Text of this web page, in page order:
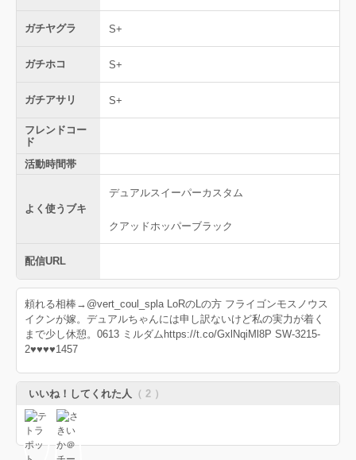
ガチヤグラ S+
ガチホコ S+
ガチアサリ S+
フレンドコー
ド
活動時間帯
よく使うブキ
デュアルスイーパーカスタム
クアッドホッパーブラック
配信URL
頼れる相棒→@vert_coul_spla LoRのLの方 フライゴンモスノウス
イクンが嫁。デュアルちゃんには申し訳ないけど私の実力が着く
まで少し休憩。0613 ミルダムhttps://t.co/GxlNqiMl8P SW-3215-
2♥♥♥♥1457
いいね！してくれた人 （ 2 ）